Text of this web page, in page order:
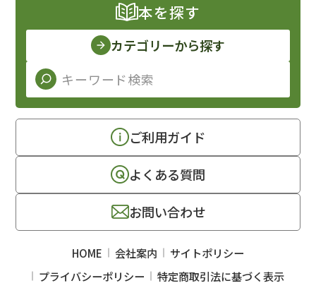
本を探す
カテゴリーから探す
ご利用ガイド
よくある質問
お問い合わせ
HOME 会社案内
サイトポリシー
プライバシーポリシー
特定商取引法に基づく表示